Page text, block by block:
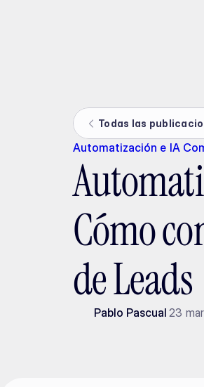
Todas las
Automatización e IA
Cómo
de Leads
Pablo Pascual 23